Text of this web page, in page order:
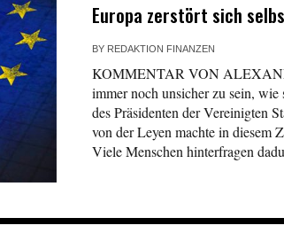
Europa zerstört sich
BY REDAKTION FINANZEN
KOMMENTAR VON
immer noch unsicher zu sein,
des Präsidenten der Vereinigten
von der Leyen machte in diesem
Viele Menschen hinterfragen